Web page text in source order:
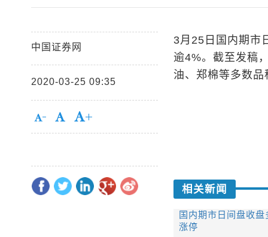
中国证券网
2020-03-25 09:35
3月25日国内期市
逾4%。截至发稿
油、郑棉等多数
相关新闻
国内期市日间盘收
涨停